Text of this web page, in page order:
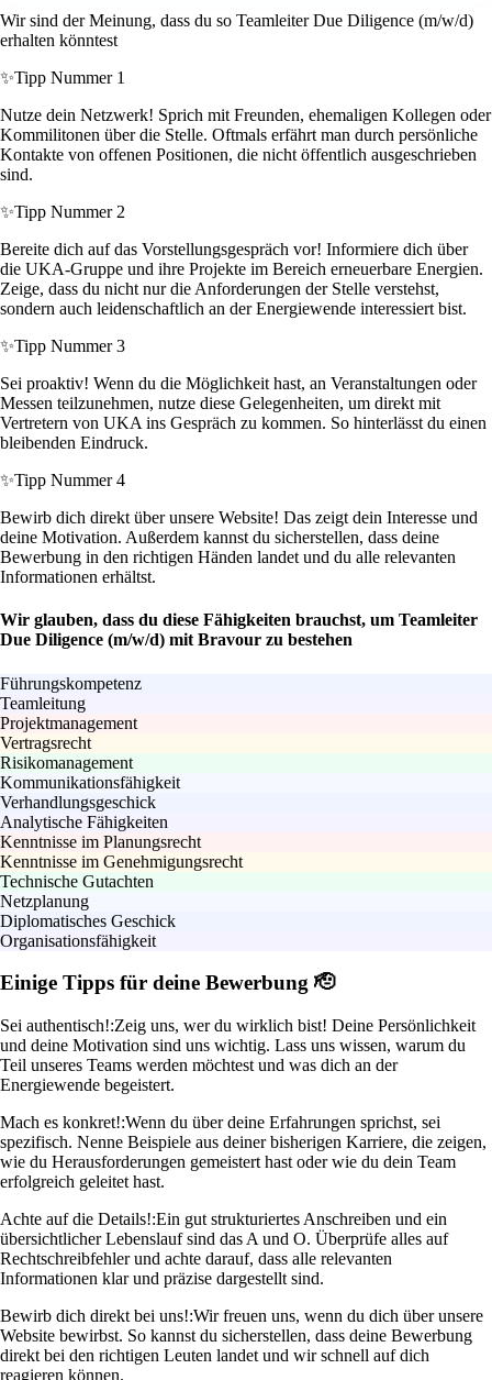
Wir sind der Meinung, dass du so Teamleiter Due Diligence (m/w/d)
erhalten könntest
✨Tipp Nummer 1
Nutze dein Netzwerk! Sprich mit Freunden, ehemaligen Kollegen oder
Kommilitonen über die Stelle. Oftmals erfährt man durch persönliche
Kontakte von offenen Positionen, die nicht öffentlich ausgeschrieben
sind.
✨Tipp Nummer 2
Bereite dich auf das Vorstellungsgespräch vor! Informiere dich über
die UKA-Gruppe und ihre Projekte im Bereich erneuerbare Energien.
Zeige, dass du nicht nur die Anforderungen der Stelle verstehst,
sondern auch leidenschaftlich an der Energiewende interessiert bist.
✨Tipp Nummer 3
Sei proaktiv! Wenn du die Möglichkeit hast, an Veranstaltungen oder
Messen teilzunehmen, nutze diese Gelegenheiten, um direkt mit
Vertretern von UKA ins Gespräch zu kommen. So hinterlässt du einen
bleibenden Eindruck.
✨Tipp Nummer 4
Bewirb dich direkt über unsere Website! Das zeigt dein Interesse und
deine Motivation. Außerdem kannst du sicherstellen, dass deine
Bewerbung in den richtigen Händen landet und du alle relevanten
Informationen erhältst.
Wir glauben, dass du diese Fähigkeiten brauchst, um Teamleiter
Due Diligence (m/w/d) mit Bravour zu bestehen
Führungskompetenz
Teamleitung
Projektmanagement
Vertragsrecht
Risikomanagement
Kommunikationsfähigkeit
Verhandlungsgeschick
Analytische Fähigkeiten
Kenntnisse im Planungsrecht
Kenntnisse im Genehmigungsrecht
Technische Gutachten
Netzplanung
Diplomatisches Geschick
Organisationsfähigkeit
Einige Tipps für deine Bewerbung 🫡
Sei authentisch!:Zeig uns, wer du wirklich bist! Deine Persönlichkeit
und deine Motivation sind uns wichtig. Lass uns wissen, warum du
Teil unseres Teams werden möchtest und was dich an der
Energiewende begeistert.
Mach es konkret!:Wenn du über deine Erfahrungen sprichst, sei
spezifisch. Nenne Beispiele aus deiner bisherigen Karriere, die zeigen,
wie du Herausforderungen gemeistert hast oder wie du dein Team
erfolgreich geleitet hast.
Achte auf die Details!:Ein gut strukturiertes Anschreiben und ein
übersichtlicher Lebenslauf sind das A und O. Überprüfe alles auf
Rechtschreibfehler und achte darauf, dass alle relevanten
Informationen klar und präzise dargestellt sind.
Bewirb dich direkt bei uns!:Wir freuen uns, wenn du dich über unsere
Website bewirbst. So kannst du sicherstellen, dass deine Bewerbung
direkt bei den richtigen Leuten landet und wir schnell auf dich
reagieren können.